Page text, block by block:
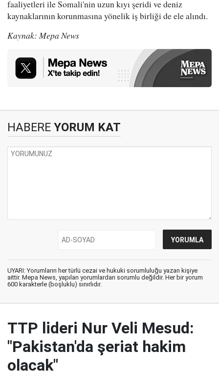
faaliyetleri ile Somali'nin uzun kıyı şeridi ve deniz
kaynaklarının korunmasına yönelik iş birliği de ele alındı.
Kaynak: Mepa News
HABERE YORUM KAT
UYARI: Yorumların her türlü cezai ve hukuki sorumluluğu yazan kişiye
aittir. Mepa News, yapılan yorumlardan sorumlu değildir. Her bir yorum
600 karakterle (boşluklu) sınırlıdır.
TTP lideri Nur Veli Mesud:
"Pakistan'da şeriat hakim
olacak"